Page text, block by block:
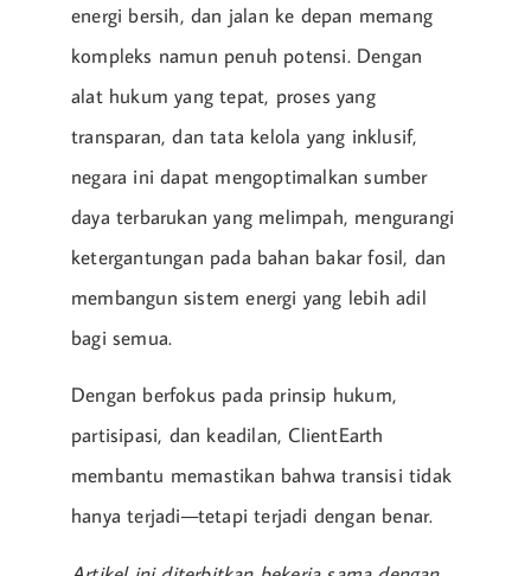
energi bersih, dan jalan ke depan memang
kompleks namun penuh potensi. Dengan
alat hukum yang tepat, proses yang
transparan, dan tata kelola yang inklusif,
negara ini dapat mengoptimalkan sumber
daya terbarukan yang melimpah, mengurangi
ketergantungan pada bahan bakar fosil, dan
membangun sistem energi yang lebih adil
bagi semua.
Dengan berfokus pada prinsip hukum,
partisipasi, dan keadilan, ClientEarth
membantu memastikan bahwa transisi tidak
hanya terjadi—tetapi terjadi dengan benar.